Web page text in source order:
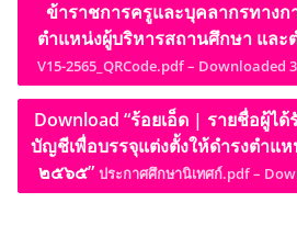
ข้าราชการครูและบุคลากรทาง
ตำแหน่งผู้บริหารสถานศึกษา และ
V15-2565_QRCode.pdf – Downloaded
Download “ร้อยเอ็ด | รายชื่อผู้ไ
บัญชีเพื่อบรรจุแต่งตั้งให้ดำรงตำแ
๒๕๖๕” ประกาศศึกษานิเทศก์.pdf –